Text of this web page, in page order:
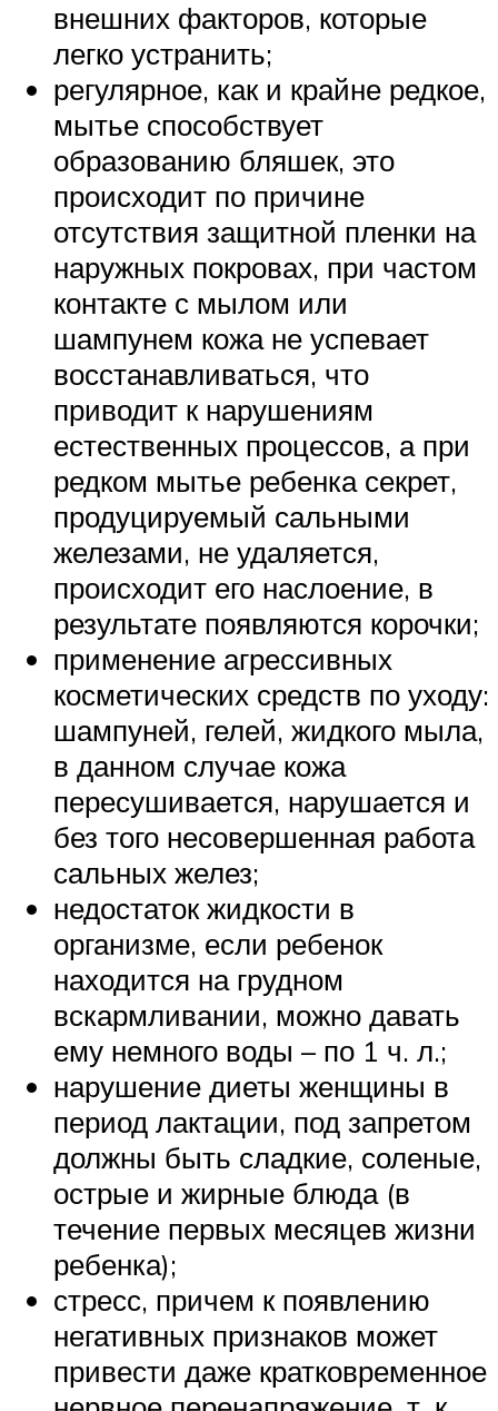
внешних факторов, которые
легко устранить;
регулярное, как и крайне редкое,
мытье способствует
образованию бляшек, это
происходит по причине
отсутствия защитной пленки на
наружных покровах, при частом
контакте с мылом или
шампунем кожа не успевает
восстанавливаться, что
приводит к нарушениям
естественных процессов, а при
редком мытье ребенка секрет,
продуцируемый сальными
железами, не удаляется,
происходит его наслоение, в
результате появляются корочки;
применение агрессивных
косметических средств по уходу:
шампуней, гелей, жидкого мыла,
в данном случае кожа
пересушивается, нарушается и
без того несовершенная работа
сальных желез;
недостаток жидкости в
организме, если ребенок
находится на грудном
вскармливании, можно давать
ему немного воды – по 1 ч. л.;
нарушение диеты женщины в
период лактации, под запретом
должны быть сладкие, соленые,
острые и жирные блюда (в
течение первых месяцев жизни
ребенка);
стресс, причем к появлению
негативных признаков может
привести даже кратковременное